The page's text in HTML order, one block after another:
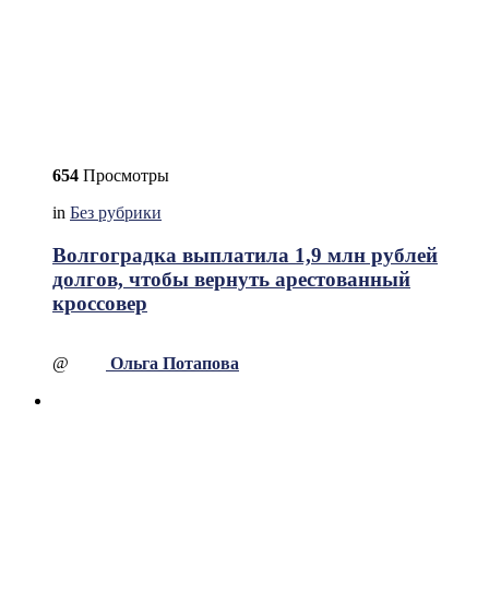
654 Просмотры
in Без рубрики
Волгоградка выплатила 1,9 млн рублей
долгов, чтобы вернуть арестованный
кроссовер
@ Ольга Потапова